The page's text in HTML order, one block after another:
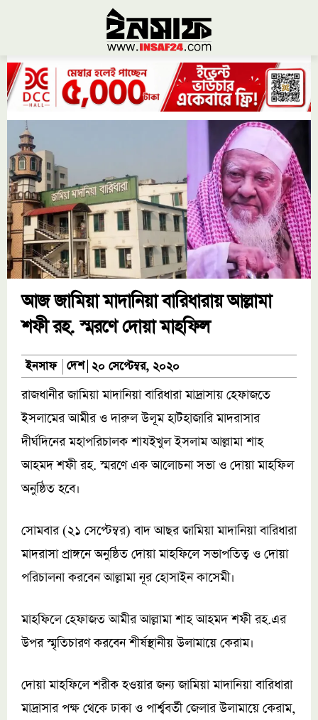
আজ জামিয়া মাদানিয়া বারিধারায় আল্লামা
শফী রহ. স্মরণে দোয়া মাহফিল
ইনসাফ দেশ ২০ সেপ্টেম্বর, ২০২০
রাজধানীর জামিয়া মাদানিয়া বারিধারা মাদ্রাসায় হেফাজতে
ইসলামের আমীর ও দারুল উলূম হাটহাজারি মাদরাসার
দীর্ঘদিনের মহাপরিচালক শাযইখুল ইসলাম আল্লামা শাহ
আহমদ শফী রহ. স্মরণে এক আলোচনা সভা ও দোয়া মাহফিল
অনুষ্ঠিত হবে।
সোমবার (২১ সেপ্টেম্বর) বাদ আছর জামিয়া মাদানিয়া বারিধারা
মাদরাসা প্রাঙ্গনে অনুষ্ঠিত দোয়া মাহফিলে সভাপতিত্ব ও দোয়া
পরিচালনা করবেন আল্লামা নূর হোসাইন কাসেমী।
মাহফিলে হেফাজত আমীর আল্লামা শাহ আহমদ শফী রহ.এর
উপর স্মৃতিচারণ করবেন শীর্ষস্থানীয় উলামায়ে কেরাম।
দোয়া মাহফিলে শরীক হওয়ার জন্য জামিয়া মাদানিয়া বারিধারা
মাদ্রাসার পক্ষ থেকে ঢাকা ও পার্শ্ববর্তী জেলার উলামায়ে কেরাম,